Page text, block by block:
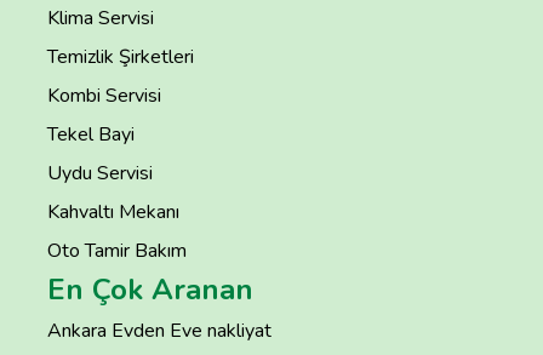
Klima Servisi
Temizlik Şirketleri
Kombi Servisi
Tekel Bayi
Uydu Servisi
Kahvaltı Mekanı
Oto Tamir Bakım
En Çok Aranan
Ankara Evden Eve nakliyat